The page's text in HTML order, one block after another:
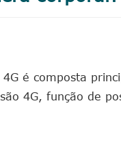
é composta
4G, função de